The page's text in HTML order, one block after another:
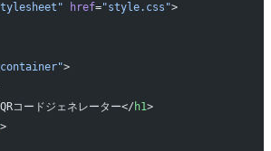
href="style.css">
>
コードジェネレーター</ h1>
>